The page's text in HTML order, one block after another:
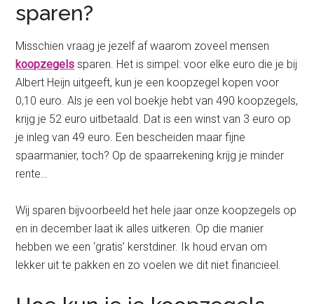
sparen?
Misschien vraag je jezelf af waarom zoveel mensen
koopzegels sparen. Het is simpel: voor elke euro die je bij
Albert Heijn uitgeeft, kun je een koopzegel kopen voor
0,10 euro. Als je een vol boekje hebt van 490 koopzegels,
krijg je 52 euro uitbetaald. Dat is een winst van 3 euro op
je inleg van 49 euro. Een bescheiden maar fijne
spaarmanier, toch? Op de spaarrekening krijg je minder
rente…
Wij sparen bijvoorbeeld het hele jaar onze koopzegels op
en in december laat ik alles uitkeren. Op die manier
hebben we een ‘gratis’ kerstdiner. Ik houd ervan om
lekker uit te pakken en zo voelen we dit niet financieel.